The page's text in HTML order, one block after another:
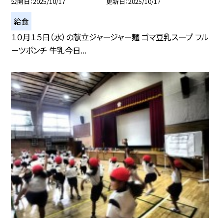
給食
１０月１５日（水）の献立ジャージャー麺 ゴマ豆乳スープ フル
ーツポンチ 牛乳今日...